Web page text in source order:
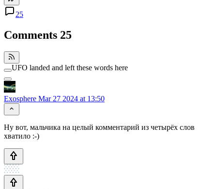
25
Comments 25
UFO landed and left these words here
Exosphere Mar 27 2024 at 13:50
Ну вот, мальчика на целый комментарий из четырёх слов
хватило :-)